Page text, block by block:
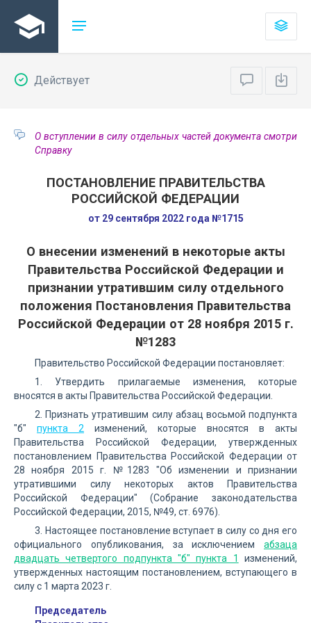
Действует
О вступлении в силу отдельных частей документа смотри
Справку
ПОСТАНОВЛЕНИЕ ПРАВИТЕЛЬСТВА
РОССИЙСКОЙ ФЕДЕРАЦИИ
от 29 сентября 2022 года №1715
О внесении изменений в некоторые акты
Правительства Российской Федерации и
признании утратившим силу отдельного
положения Постановления Правительства
Российской Федерации от 28 ноября 2015 г.
№1283
Правительство Российской Федерации постановляет:
1. Утвердить прилагаемые изменения, которые
вносятся в акты Правительства Российской Федерации.
2. Признать утратившим силу абзац восьмой подпункта
"б" пункта 2 изменений, которые вносятся в акты
Правительства Российской Федерации, утвержденных
постановлением Правительства Российской Федерации от
28 ноября 2015 г. №1283 "Об изменении и признании
утратившими силу некоторых актов Правительства
Российской Федерации" (Собрание законодательства
Российской Федерации, 2015, №49, ст. 6976).
3. Настоящее постановление вступает в силу со дня его
официального опубликования, за исключением абзаца
двадцать четвертого подпункта "б" пункта 1
изменений,
утвержденных настоящим постановлением, вступающего в
силу с 1 марта 2023 г.
Председатель